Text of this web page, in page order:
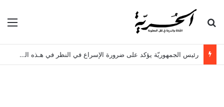
بحث عن
رئيس الجمهوريّة يؤكد على ضرورة الإسراع في النظر في هـذه الملفات